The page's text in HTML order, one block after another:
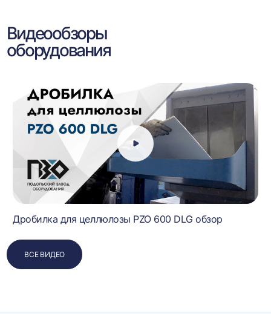
Видеообзоры
оборудования
Дробилка для целлюлозы PZO 600 DLG обзор
ВСЕ ВИДЕО